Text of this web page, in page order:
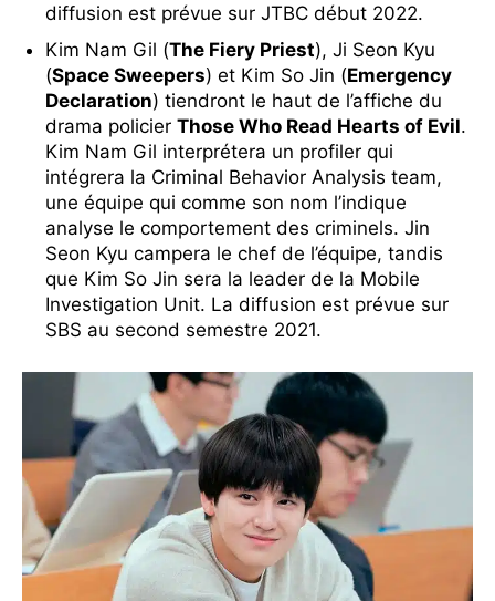
diffusion est prévue sur JTBC début 2022.
Kim Nam Gil (The Fiery Priest), Ji Seon Kyu
(Space Sweepers) et Kim So Jin (Emergency
Declaration) tiendront le haut de l’affiche du
drama policier Those Who Read Hearts of Evil.
Kim Nam Gil interprétera un profiler qui
intégrera la Criminal Behavior Analysis team,
une équipe qui comme son nom l’indique
analyse le comportement des criminels. Jin
Seon Kyu campera le chef de l’équipe, tandis
que Kim So Jin sera la leader de la Mobile
Investigation Unit. La diffusion est prévue sur
SBS au second semestre 2021.